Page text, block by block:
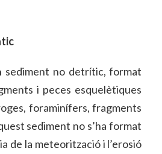
sediment no detrític, format
i peces esquelètiques
foraminífers, fragments
sediment no s’ha format
de la meteorització i l’erosió